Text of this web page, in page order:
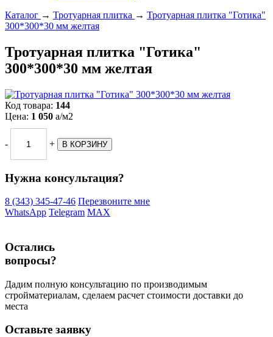
Каталог → Тротуарная плитка → Тротуарная плитка "Готика"
300*300*30 мм желтая
Тротуарная плитка "Готика"
300*300*30 мм желтая
Код товара: 144
Цена: 1 050 a/м2
- +
Нужна консультация?
8 (343) 345-47-46 Перезвоните мне
WhatsApp Telegram MAX
Остались
вопросы?
Дадим полную консультацию по производимым
стройматериалам, сделаем расчет стоимости доставки до
места
Оставьте заявку